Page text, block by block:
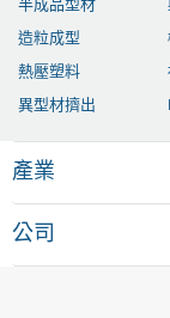
半成品型材
造粒成型
熱壓塑料
異型材擠出
產業
公司